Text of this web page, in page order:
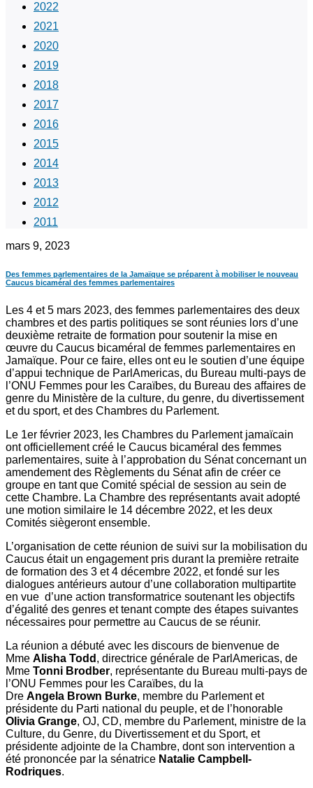
2022
2021
2020
2019
2018
2017
2016
2015
2014
2013
2012
2011
mars 9, 2023
Des femmes parlementaires de la Jamaïque se préparent à mobiliser le nouveau
Caucus bicaméral des femmes parlementaires
Les 4 et 5 mars 2023, des femmes parlementaires des deux
chambres et des partis politiques se sont réunies lors d’une
deuxième retraite de formation pour soutenir la mise en
œuvre du Caucus bicaméral de femmes parlementaires en
Jamaïque. Pour ce faire, elles ont eu le soutien d’une équipe
d’appui technique de ParlAmericas, du Bureau multi-pays de
l’ONU Femmes pour les Caraïbes, du Bureau des affaires de
genre du Ministère de la culture, du genre, du divertissement
et du sport, et des Chambres du Parlement.
Le 1er février 2023, les Chambres du Parlement jamaïcain
ont officiellement créé le Caucus bicaméral des femmes
parlementaires, suite à l’approbation du Sénat concernant un
amendement des Règlements du Sénat afin de créer ce
groupe en tant que Comité spécial de session au sein de
cette Chambre. La Chambre des représentants avait adopté
une motion similaire le 14 décembre 2022, et les deux
Comités siègeront ensemble.
L’organisation de cette réunion de suivi sur la mobilisation du
Caucus était un engagement pris durant la première retraite
de formation des 3 et 4 décembre 2022, et fondé sur les
dialogues antérieurs autour d’une collaboration multipartite
en vue d’une action transformatrice soutenant les objectifs
d’égalité des genres et tenant compte des étapes suivantes
nécessaires pour permettre au Caucus de se réunir.
La réunion a débuté avec les discours de bienvenue de
Mme Alisha Todd , directrice générale de ParlAmericas, de
Mme Tonni Brodber, représentante du Bureau multi-pays de
l’ONU Femmes pour les Caraïbes, du la
Dre Angela Brown Burke, membre du Parlement et
présidente du Parti national du peuple, et de l’honorable
Olivia Grange, OJ, CD, membre du Parlement, ministre de la
Culture, du Genre, du Divertissement et du Sport, et
présidente adjointe de la Chambre, dont son intervention a
été prononcée par la sénatrice Natalie Campbell-
Rodriques.